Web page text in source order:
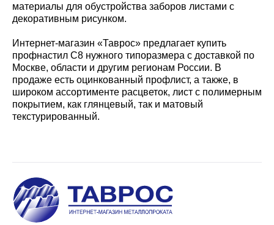
материалы для обустройства заборов листами с
декоративным рисунком.
Интернет-магазин «Таврос» предлагает купить
профнастил С8 нужного типоразмера с доставкой по
Москве, области и другим регионам России. В
продаже есть оцинкованный профлист, а также, в
широком ассортименте расцветок, лист с полимерным
покрытием, как глянцевый, так и матовый
текстурированный.